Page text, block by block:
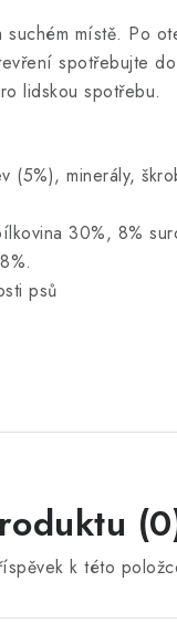
suchém místě. Po
spotřebujte
lidskou spotřebu.
(5%), minerály,
30%, 8%
psů
k této